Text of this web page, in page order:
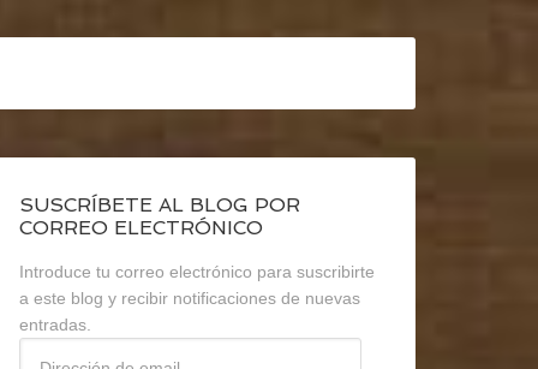
SUSCRÍBETE AL BLOG POR
CORREO ELECTRÓNICO
Introduce tu correo electrónico para suscribirte
a este blog y recibir notificaciones de nuevas
entradas.